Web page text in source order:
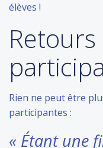
élèves !
Retours
Rien ne peut être
participantes :
« Étant une